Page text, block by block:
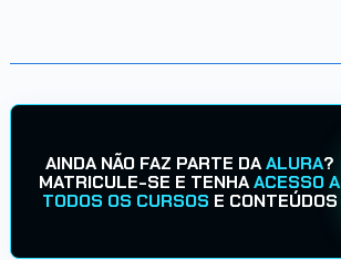
AINDA NÃO FAZ PARTE DAALURA?
MATRICULE-SE E TENHAACESSO A
TODOS OS CURSOS E CONTEÚDOS